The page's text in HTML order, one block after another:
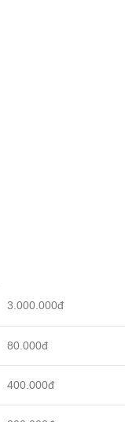
3.000.000đ
80.000đ
400.000đ